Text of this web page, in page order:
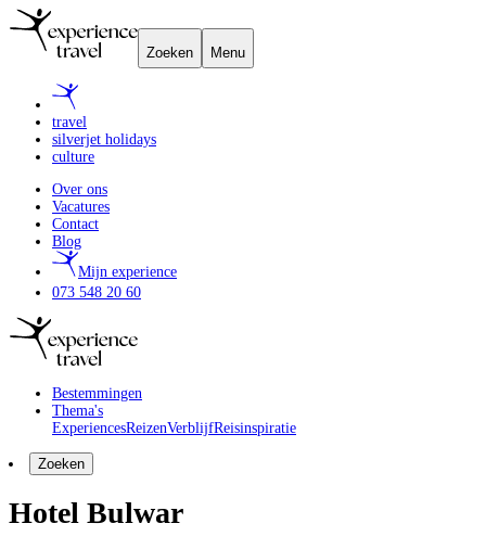
Zoeken Menu
travel
silverjet holidays
culture
Over ons
Vacatures
Contact
Blog
Mijn experience
073 548 20 60
Bestemmingen
Thema's
ExperiencesReizenVerblijfReisinspiratie
Zoeken
Hotel Bulwar